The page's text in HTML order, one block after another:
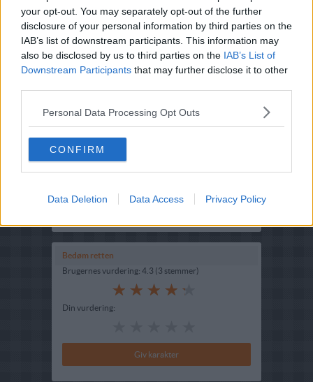
your opt-out. You may separately opt-out of the further
disclosure of your personal information by third parties on the
IAB’s list of downstream participants. This information may
also be disclosed by us to third parties on the IAB’s List of
Downstream Participants that may further disclose it to other
Personal Data Processing Opt Outs
CONFIRM
Data Deletion Data Access Privacy Policy
Opskriftsinfo
Hovedingrediens :
Indsendt :2002-08-31
Bedøm retten
Brugernes vurdering: 4.3 (3 stemmer)
Din vurdering: